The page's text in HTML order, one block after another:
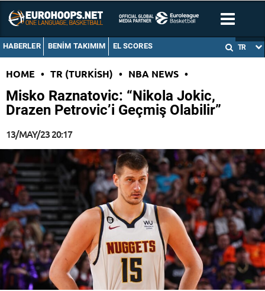
HABERLER BENIM TAKIMIM EL SCORES TR
HOME • TR (TURKISH) • NBA NEWS •
Misko Raznatovic: “Nikola Jokic,
Drazen Petrovic’i Geçmiş Olabilir”
13/MAY/23 20:17